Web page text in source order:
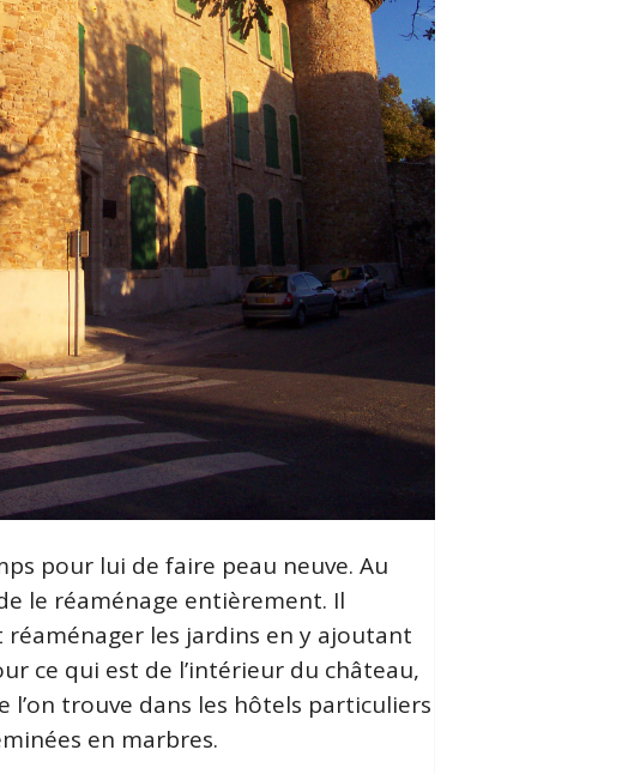
pour lui de faire peau neuve. Au
le réaménage entièrement. Il
réaménager les jardins en y ajoutant
ce qui est de l’intérieur du château,
trouve dans les hôtels particuliers
en marbres.